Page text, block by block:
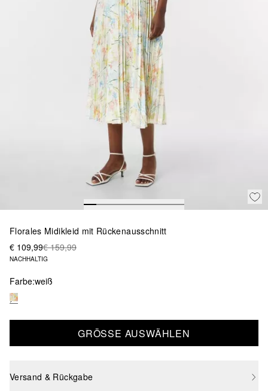
Florales Midikleid mit Rückenausschnitt
€ 109,99€ 159,99
NACHHALTIG
Farbe:weiß
GRÖSSE AUSWÄHLEN
Versand & Rückgabe